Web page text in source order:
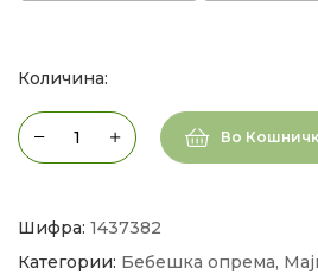
Количина:
Во
Шифра: 1437382
Категории: Бебешка опрема,